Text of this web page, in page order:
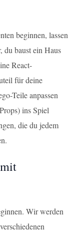
beginnen, lassen
du baust ein Haus
React-
für deine
Teile anpassen
ins Spiel
die du jedem
Wir werden